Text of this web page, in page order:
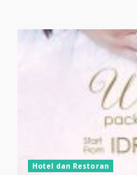
Hotel dan Restoran